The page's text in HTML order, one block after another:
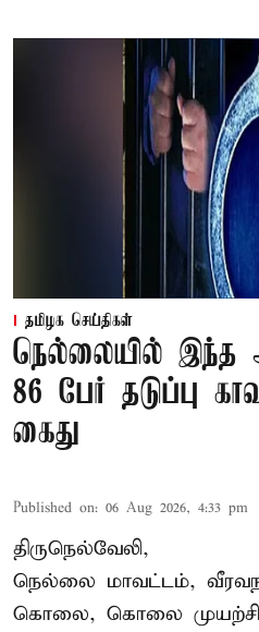
தமிழக செய்திகள்
நெல்லையில் இந்த
86 பேர் தடுப்பு
கைது
Published on: 06 Aug 2026, 4:33 pm
திருநெல்வேலி,
நெல்லை மாவட்டம்,
கொலை, கொலை